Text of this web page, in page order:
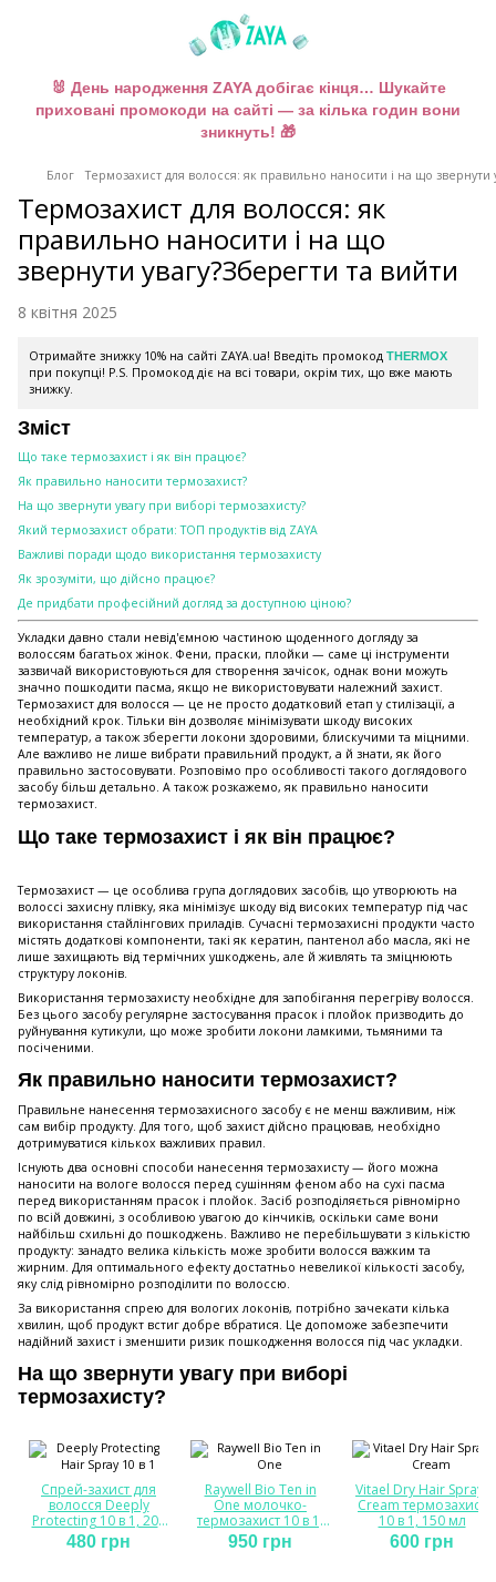
🐰 День народження ZAYA добігає кінця… Шукайте
приховані промокоди на сайті — за кілька годин вони
зникнуть! 🎁
Блог Термозахист для волосся: як правильно наносити і на що звернути
Термозахист для волосся: як
правильно наносити і на що
звернути увагу?Зберегти та вийти
8 квітня 2025
Отримайте знижку 10% на сайті ZAYA.ua! Введіть промокод THERMOX
при покупці! P.S. Промокод діє на всі товари, окрім тих, що вже мають
знижку.
Зміст
Що таке термозахист і як він працює?
Як правильно наносити термозахист?
На що звернути увагу при виборі термозахисту?
Який термозахист обрати: ТОП продуктів від ZAYA
Важливі поради щодо використання термозахисту
Як зрозуміти, що дійсно працює?
Де придбати професійний догляд за доступною ціною?
Укладки давно стали невід'ємною частиною щоденного догляду за
волоссям багатьох жінок. Фени, праски, плойки — саме ці інструменти
зазвичай використовуються для створення зачісок, однак вони можуть
значно пошкодити пасма, якщо не використовувати належний захист.
Термозахист для волосся — це не просто додатковий етап у стилізації, а
необхідний крок. Тільки він дозволяє мінімізувати шкоду високих
температур, а також зберегти локони здоровими, блискучими та міцними.
Але важливо не лише вибрати правильний продукт, а й знати, як його
правильно застосовувати. Розповімо про особливості такого доглядового
засобу більш детально. А також розкажемо, як правильно наносити
термозахист.
Що таке термозахист і як він працює?
Термозахист — це особлива група доглядових засобів, що утворюють на
волоссі захисну плівку, яка мінімізує шкоду від високих температур під час
використання стайлінгових приладів. Сучасні термозахисні продукти часто
містять додаткові компоненти, такі як кератин, пантенол або масла, які не
лише захищають від термічних ушкоджень, але й живлять та зміцнюють
структуру локонів.
Використання термозахисту необхідне для запобігання перегріву волосся.
Без цього засобу регулярне застосування прасок і плойок призводить до
руйнування кутикули, що може зробити локони ламкими, тьмяними та
посіченими.
Як правильно наносити термозахист?
Правильне нанесення термозахисного засобу є не менш важливим, ніж
сам вибір продукту. Для того, щоб захист дійсно працював, необхідно
дотримуватися кількох важливих правил.
Існують два основні способи нанесення термозахисту — його можна
наносити на вологе волосся перед сушінням феном або на сухі пасма
перед використанням прасок і плойок. Засіб розподіляється рівномірно
по всій довжині, з особливою увагою до кінчиків, оскільки саме вони
найбільш схильні до пошкоджень. Важливо не перебільшувати з кількістю
продукту: занадто велика кількість може зробити волосся важким та
жирним. Для оптимального ефекту достатньо невеликої кількості засобу,
яку слід рівномірно розподілити по волоссю.
За використання спрею для вологих локонів, потрібно зачекати кілька
хвилин, щоб продукт встиг добре вбратися. Це допоможе забезпечити
надійний захист і зменшити ризик пошкодження волосся під час укладки.
На що звернути увагу при виборі
термозахисту?
Спрей-захист для
волосся Deeply
Protecting 10 в 1, 200
мл
480 грн
Raywell Bio Ten in
One молочко-
термозахист 10 в 1,
200 мл
950 грн
Vitael Dry Hair Spray-
Cream термозахист
10 в 1, 150 мл
600 грн